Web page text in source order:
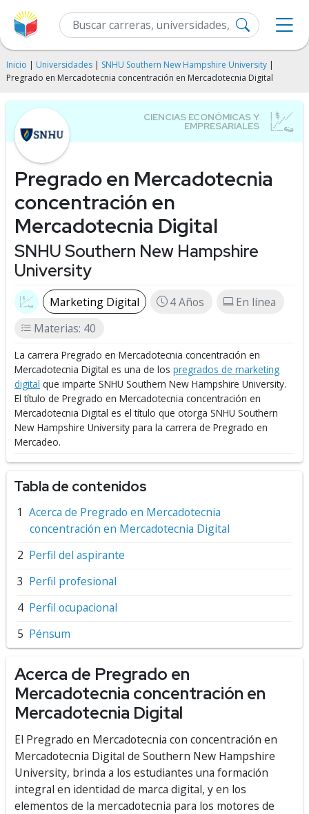
Inicio | Universidades | SNHU Southern New Hampshire University |
Pregrado en Mercadotecnia concentración en Mercadotecnia Digital
Pregrado en Mercadotecnia
concentración en
Mercadotecnia Digital
SNHU Southern New Hampshire
University
Marketing Digital 4 Años
En línea
Materias: 40
La carrera Pregrado en Mercadotecnia concentración en
Mercadotecnia Digital es una de los pregrados de marketing
digital que imparte SNHU Southern New Hampshire University.
El título de Pregrado en Mercadotecnia concentración en
Mercadotecnia Digital es el título que otorga SNHU Southern
New Hampshire University para la carrera de Pregrado en
Mercadeo.
Tabla de contenidos
Acerca de Pregrado en Mercadotecnia
concentración en Mercadotecnia Digital
Perfil del aspirante
Perfil profesional
Perfil ocupacional
Pénsum
Acerca de Pregrado en
Mercadotecnia concentración en
Mercadotecnia Digital
El Pregrado en Mercadotecnia con concentración en
Mercadotecnia Digital de Southern New Hampshire
University, brinda a los estudiantes una formación
integral en identidad de marca digital, y en los
elementos de la mercadotecnia para los motores de